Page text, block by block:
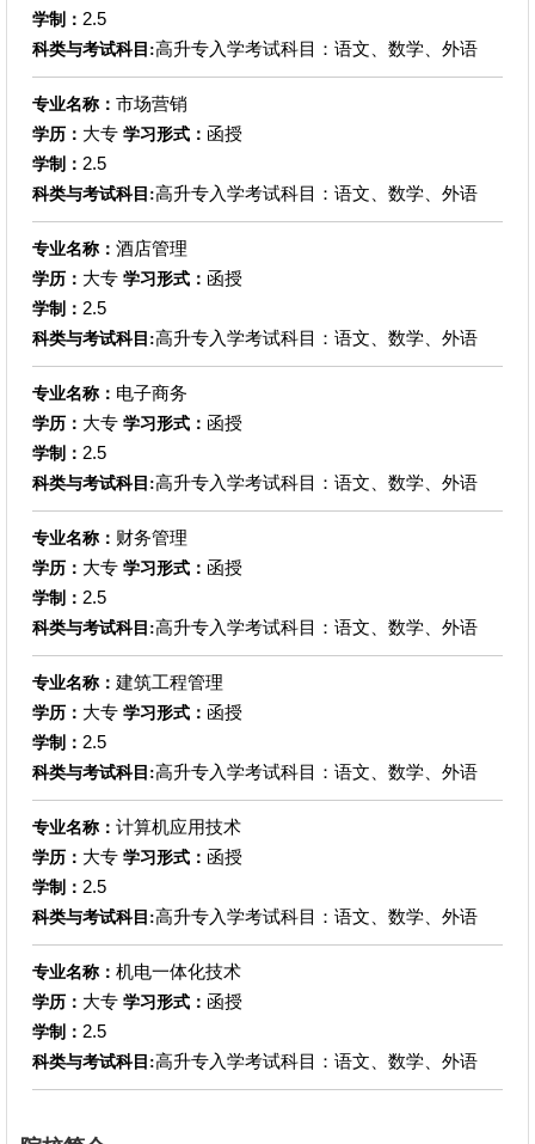
学制： 2.5
科类与考试科目:高升专入学考试科目：语文、数学、外语
专业名称： 市场营销
学历： 大专 学习形式： 函授
学制： 2.5
科类与考试科目:高升专入学考试科目：语文、数学、外语
专业名称： 酒店管理
学历： 大专 学习形式： 函授
学制： 2.5
科类与考试科目:高升专入学考试科目：语文、数学、外语
专业名称： 电子商务
学历： 大专 学习形式： 函授
学制： 2.5
科类与考试科目:高升专入学考试科目：语文、数学、外语
专业名称： 财务管理
学历： 大专 学习形式： 函授
学制： 2.5
科类与考试科目:高升专入学考试科目：语文、数学、外语
专业名称： 建筑工程管理
学历： 大专 学习形式： 函授
学制： 2.5
科类与考试科目:高升专入学考试科目：语文、数学、外语
专业名称： 计算机应用技术
学历： 大专 学习形式： 函授
学制： 2.5
科类与考试科目:高升专入学考试科目：语文、数学、外语
专业名称： 机电一体化技术
学历： 大专 学习形式： 函授
学制： 2.5
科类与考试科目:高升专入学考试科目：语文、数学、外语